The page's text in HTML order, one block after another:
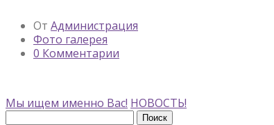
От Администрация
Фото галерея
0 Комментарии
Мы ищем именно Вас! НОВОСТЬ!
Найти: